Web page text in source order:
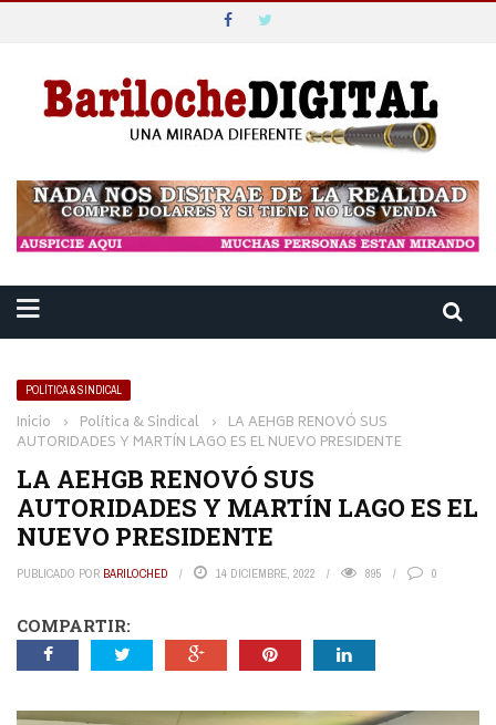
POLÍTICA & SINDICAL
Inicio › Política & Sindical › LA AEHGB RENOVÓ SUS
AUTORIDADES Y MARTÍN LAGO ES EL NUEVO PRESIDENTE
LA AEHGB RENOVÓ SUS
AUTORIDADES Y MARTÍN LAGO ES EL
NUEVO PRESIDENTE
PUBLICADO POR BARILOCHED 14 DICIEMBRE, 2022 895 0
COMPARTIR: